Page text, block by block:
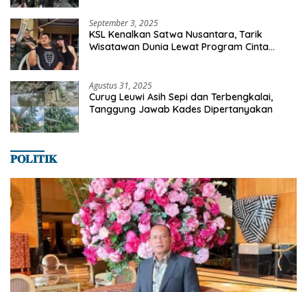
September 3, 2025
KSL Kenalkan Satwa Nusantara, Tarik
Wisatawan Dunia Lewat Program Cinta
Agustus 31, 2025
Curug Leuwi Asih Sepi dan Terbengkalai,
Tanggung Jawab Kades Dipertanyakan
𝐏𝐎𝐋𝐈𝐓𝐈𝐊